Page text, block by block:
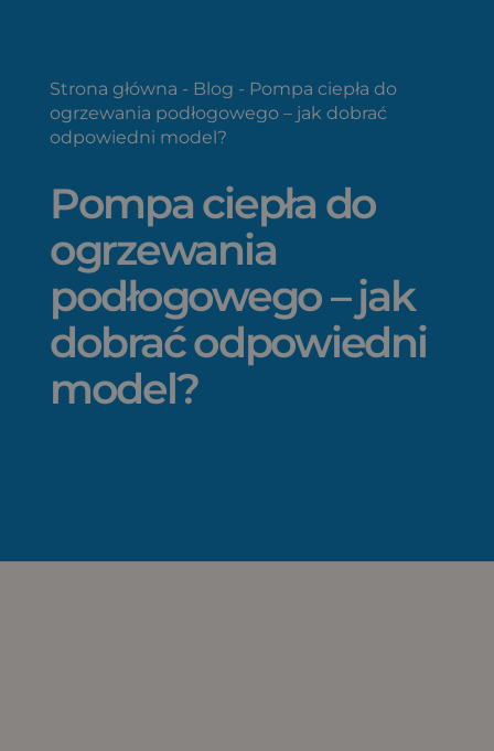
Strona główna - Blog - Pompa ciepła do
ogrzewania podłogowego – jak dobrać
odpowiedni model?
Pompa ciepła do
ogrzewania
podłogowego – jak
dobrać odpowiedni
model?